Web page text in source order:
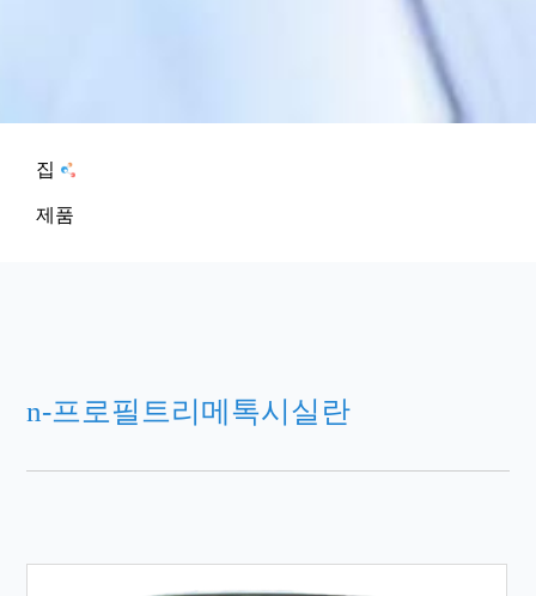
집
제품
n-프로필트리메톡시실란